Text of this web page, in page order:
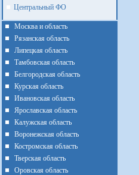
Центральный ФО
Москва и область
Рязанская область
Липецкая область
Тамбовская область
Белгородская область
Курская область
Ивановская область
Ярославская область
Калужская область
Воронежская область
Костромская область
Тверская область
Оровская область